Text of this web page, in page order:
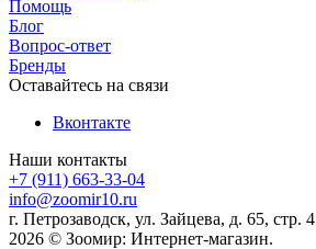
Помощь
Блог
Вопрос-ответ
Бренды
Оставайтесь на связи
Вконтакте
Наши контакты
+7 (911) 663-33-04
info@zoomir10.ru
г. Петрозаводск, ул. Зайцева, д. 65, стр. 4
2026 © Зоомир: Интернет-магазин.